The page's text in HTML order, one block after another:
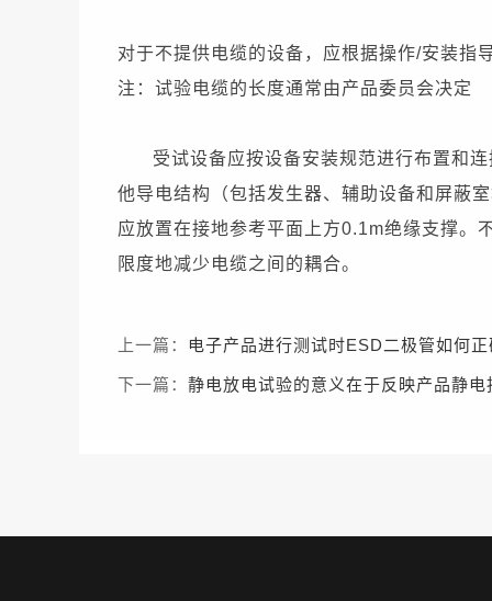
对于不提供电缆的设备，应根据操作/安装指
注：试验电缆的长度通常由产品委员会决定
受试设备应按设备安装规范进行布置和
他导电结构（包括发生器、辅助设备和屏蔽
应放置在接地参考平面上方0.1m绝缘支撑。
限度地减少电缆之间的耦合。
上一篇： 电子产品进行测试时ESD二极管如何
下一篇： 静电放电试验的意义在于反映产品静电